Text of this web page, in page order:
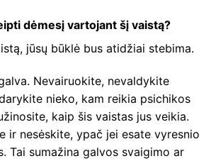
dėmesį vartojant šį vaistą?
jūsų būklė bus atidžiai stebima.
Nevairuokite, nevaldykite
nieko, kam reikia psichikos
kaip šis vaistas jus veikia.
ir nesėskite, ypač jei esate vyresnio
Tai sumažina galvos svaigimo ar